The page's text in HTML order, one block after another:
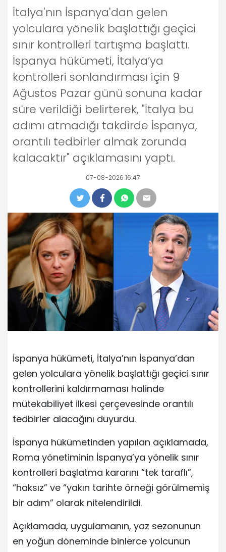
İtalya'nın İspanya'dan gelen
yolculara yönelik başlattığı geçici
sınır kontrolleri tartışma başlattı.
İspanya hükümeti, İtalya’ya
kontrolleri sonlandırması için 9
Ağustos Pazar günü sonuna kadar
süre verildiği belirterek, "İtalya bu
adımı atmadığı takdirde İspanya,
orantılı tedbirler almak zorunda
kalacaktır" açıklamasını yaptı.
07-08-2026 16:47
İspanya hükümeti, İtalya’nın İspanya’dan
gelen yolculara yönelik başlattığı geçici sınır
kontrollerini kaldırmaması halinde
mütekabiliyet ilkesi çerçevesinde orantılı
tedbirler alacağını duyurdu.
İspanya hükümetinden yapılan açıklamada,
Roma yönetiminin İspanya’ya yönelik sınır
kontrolleri başlatma kararını “tek taraflı”,
“haksız” ve “yakın tarihte örneği görülmemiş
bir adım” olarak nitelendirildi.
Açıklamada, uygulamanın, yaz sezonunun
en yoğun döneminde binlerce yolcunun